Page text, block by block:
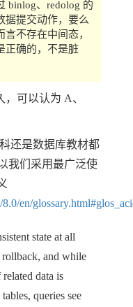
binlog、redolog 的
据提交动作，要么
不存在中间态，
正确的，不是脏
可以认为 A、
还是数据库教材都
我们采用最广泛使
en/
state at all
and while
data is
queries see